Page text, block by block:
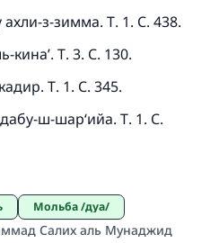
з-зимма. Т. 1. С. 438.
Т. 3. С. 130.
Т. 1. С. 345.
ш-шар‘ийа. Т. 1. С.
Мольба /дуа/
Салих аль Мунаджид